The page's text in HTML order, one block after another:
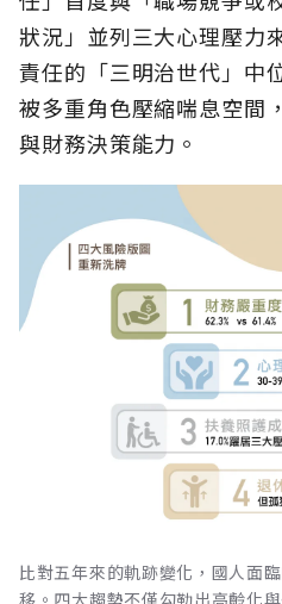
狀況」並列三大心理壓力
責任的「三明治世代」中
被多重角色壓縮喘息空間
與財務決策能力。
比對五年來的軌跡變化，國人面
移。四大趨勢不僅勾勒出高齡化